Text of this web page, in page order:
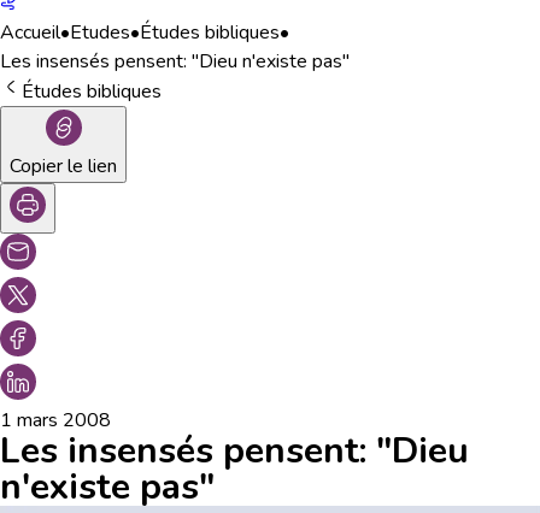
Accueil•Etudes•Études bibliques•
Les insensés pensent: "Dieu n'existe pas"
Études bibliques
Copier le lien
1 mars 2008
Les insensés pensent: "Dieu
n'existe pas"